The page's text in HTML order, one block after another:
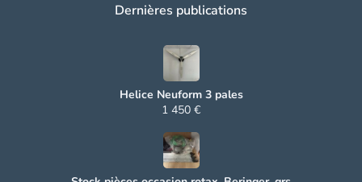
Dernières publications
Helice Neuform 3 pales
1 450 €